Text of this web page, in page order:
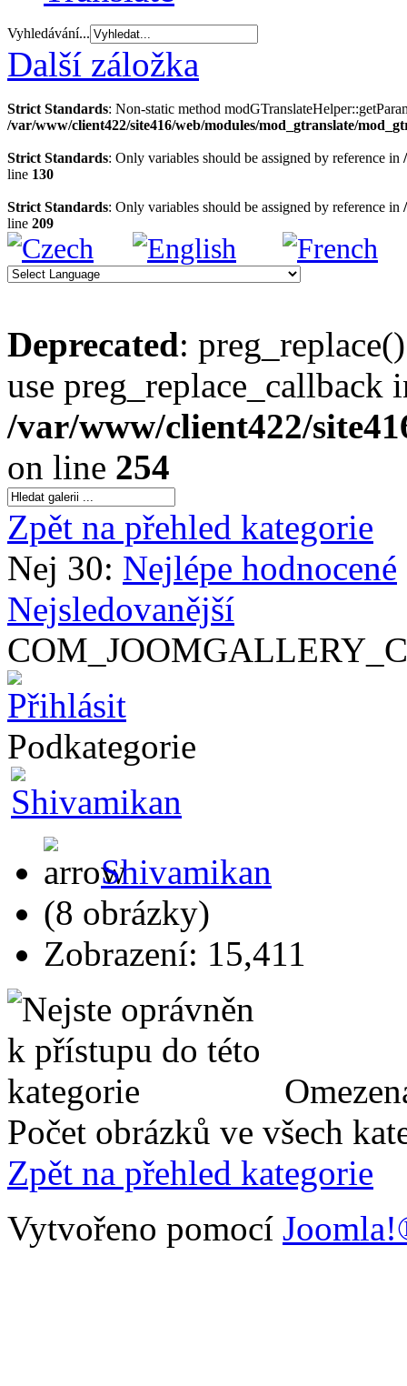
Vyhledávání...
Další záložka
Strict Standards: Non-static method
/var/www/client422/site416/web/modules/mod_gtranslate/
Strict Standards: Only variables should be assigned by reference in
line 130
Strict Standards: Only variables should be assigned by reference in
line 209
Deprecated:
use preg_replace_callback
/var/www/client422/
on line 254
Zpět na přehled kategorie
Nej 30: Nejlépe hodnocené
Nejsledovanější
Podkategorie
Shivamikan
(8 obrázky)
Zobrazení: 15,411
Počet obrázků ve všech
Zpět na přehled kategorie
Vytvořeno pomocí